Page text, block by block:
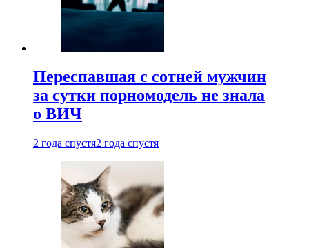
Переспавшая с сотней мужчин
за сутки порномодель не знала
о ВИЧ
2 года спустя2 года спустя